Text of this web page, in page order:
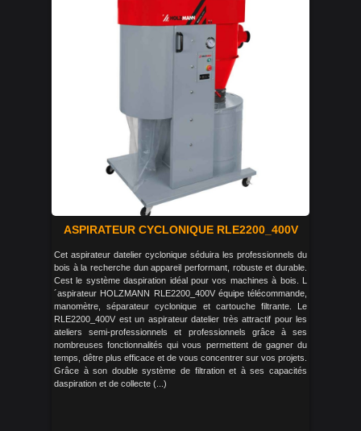
ASPIRATEUR CYCLONIQUE RLE2200_400V
Cet aspirateur datelier cyclonique séduira les professionnels du
bois à la recherche dun appareil performant, robuste et durable.
Cest le système daspiration idéal pour vos machines à bois. L
´aspirateur HOLZMANN RLE2200_400V équipe télécommande,
manomètre, séparateur cyclonique et cartouche filtrante. Le
RLE2200_400V est un aspirateur datelier très attractif pour les
ateliers semi-professionnels et professionnels grâce à ses
nombreuses fonctionnalités qui vous permettent de gagner du
temps, dêtre plus efficace et de vous concentrer sur vos projets.
Grâce à son double système de filtration et à ses capacités
daspiration et de collecte (...)